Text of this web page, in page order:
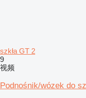
szkła GT 2
9
视频
Podnośnik/wózek do